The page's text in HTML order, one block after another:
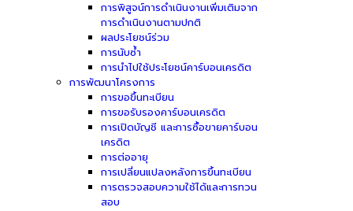
การพิสูจน์การดำเนินงานเพิ่มเติมจาก
การดำเนินงานตามปกติ
ผลประโยชน์ร่วม
การนับซ้ำ
การนำไปใช้ประโยชน์คาร์บอนเครดิต
การพัฒนาโครงการ
การขอขึ้นทะเบียน
การขอรับรองคาร์บอนเครดิต
การเปิดบัญชี และการซื้อขายคาร์บอน
เครดิต
การต่ออายุ
การเปลี่ยนแปลงหลังการขึ้นทะเบียน
การตรวจสอบความใช้ได้และการทวน
สอบ